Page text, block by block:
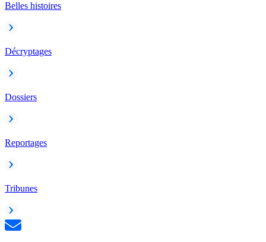
Belles histoires
Décryptages
Dossiers
Reportages
Tribunes